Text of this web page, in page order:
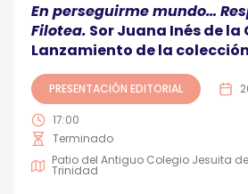
En perseguirme mundo…
Filotea. Sor Juana Inés de la
Lanzamiento de la
PRESENTACIÓN EDITORIAL
17:00
Terminado
Patio del Antiguo Colegio Jesuita
Trinidad